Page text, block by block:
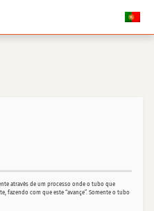
através de um processo onde o tubo que
fazendo com que este “avançe”. Somente o tubo